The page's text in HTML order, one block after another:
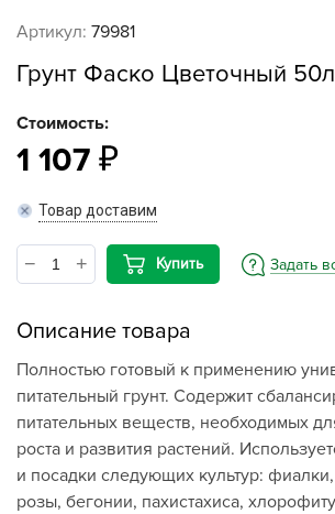
Артикул: 79981
Грунт Фаско Цветочный
Стоимость:
1 107
Товар доставим
Купить Задать
Описание товара
Полностью готовый к применению
питательный грунт. Содержит
питательных веществ, необходимых
роста и развития растений.
и посадки следующих культур:
розы, бегонии, пахистахиса,